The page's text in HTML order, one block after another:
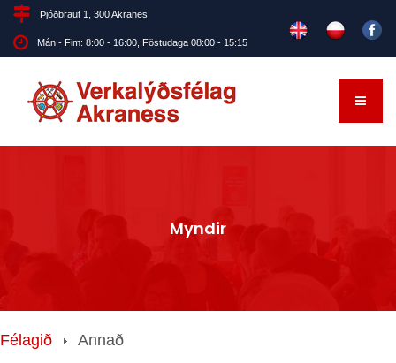
Þjóðbraut 1, 300 Akranes
Mán - Fim: 8:00 - 16:00, Föstudaga 08:00 - 15:15
Myndir
Félagið Annað